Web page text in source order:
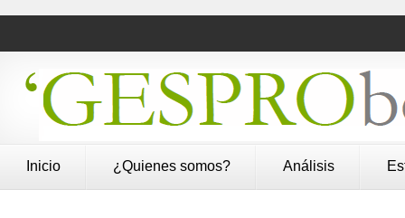
Inicio ¿Quienes somos? Análisis